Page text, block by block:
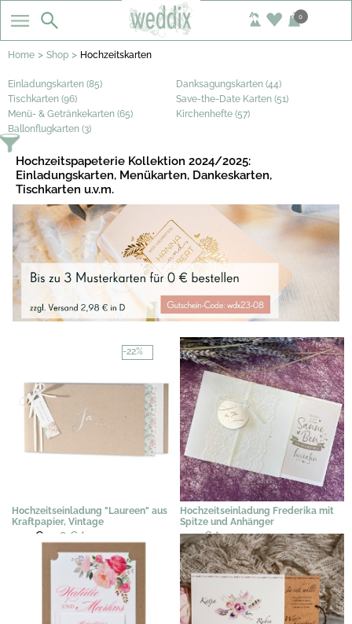
0
Home > Shop > Hochzeitskarten
Einladungskarten (85)
Danksagungskarten (44)
Tischkarten (96)
Save-the-Date Karten (51)
Menü- & Getränkekarten (65)
Kirchenhefte (57)
Ballonflugkarten (3)
Hochzeitspapeterie Kollektion 2024/2025:
Einladungskarten, Menükarten, Dankeskarten,
Tischkarten u.v.m.
-22%
Hochzeitseinladung "Laureen" aus
Kraftpapier, Vintage
2,92 € 2,28 € *
Hochzeitseinladung Frederika mit
Spitze und Anhänger
2,39 €*